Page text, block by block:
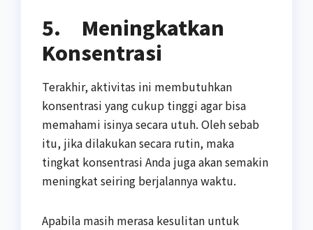
5. Meningkatkan
Konsentrasi
Terakhir, aktivitas ini membutuhkan
konsentrasi yang cukup tinggi agar bisa
memahami isinya secara utuh. Oleh sebab
itu, jika dilakukan secara rutin, maka
tingkat konsentrasi Anda juga akan semakin
meningkat seiring berjalannya waktu.
Apabila masih merasa kesulitan untuk